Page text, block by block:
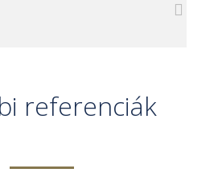
referenciák